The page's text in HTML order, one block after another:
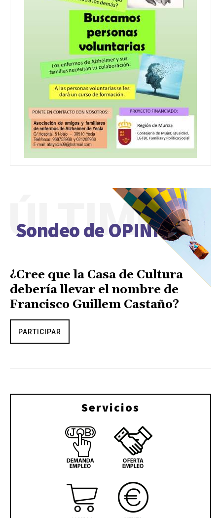
Sondeo de OPINIÓN
ÚLTIMO
¿Cree que la Casa de Cultura
debería llevar el nombre de
Francisco Guillem Castaño?
PARTICIPAR
Servicios